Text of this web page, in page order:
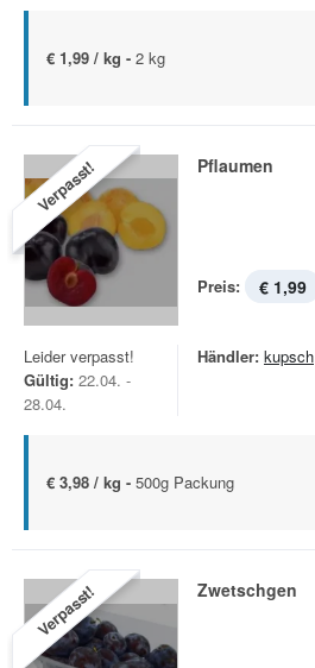
€ 1,99 / kg - 2 kg
Verpasst! Pflaumen
Preis: € 1,99
Leider verpasst!
Gültig: 22.04. -
28.04.
Händler: kupsch
€ 3,98 / kg - 500g Packung
Verpasst! Zwetschgen